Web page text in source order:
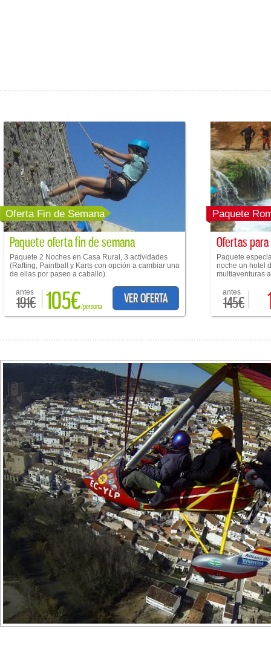
Oferta Fin de Semana
Paquete oferta fin de semana
Paquete 2 Noches en Casa Rural, 3 actividades
(Rafting, Paintball y Karts con opción a cambiar una
de ellas por paseo a caballo).
antes
191€ 105€/persona
VER OFERTA
Paquete
Ofertas
Paquete
noche un hotel
multiaventuras
antes
145€